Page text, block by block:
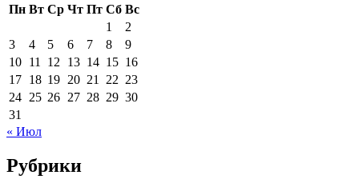
Пн Вт Ср Чт Пт Сб Вс
1
2
3
4 5 6 7 8
9
10 11 12 13 14 15 16
17 18 19 20 21 22 23
24 25 26 27 28 29 30
31
« Июл
Рубрики